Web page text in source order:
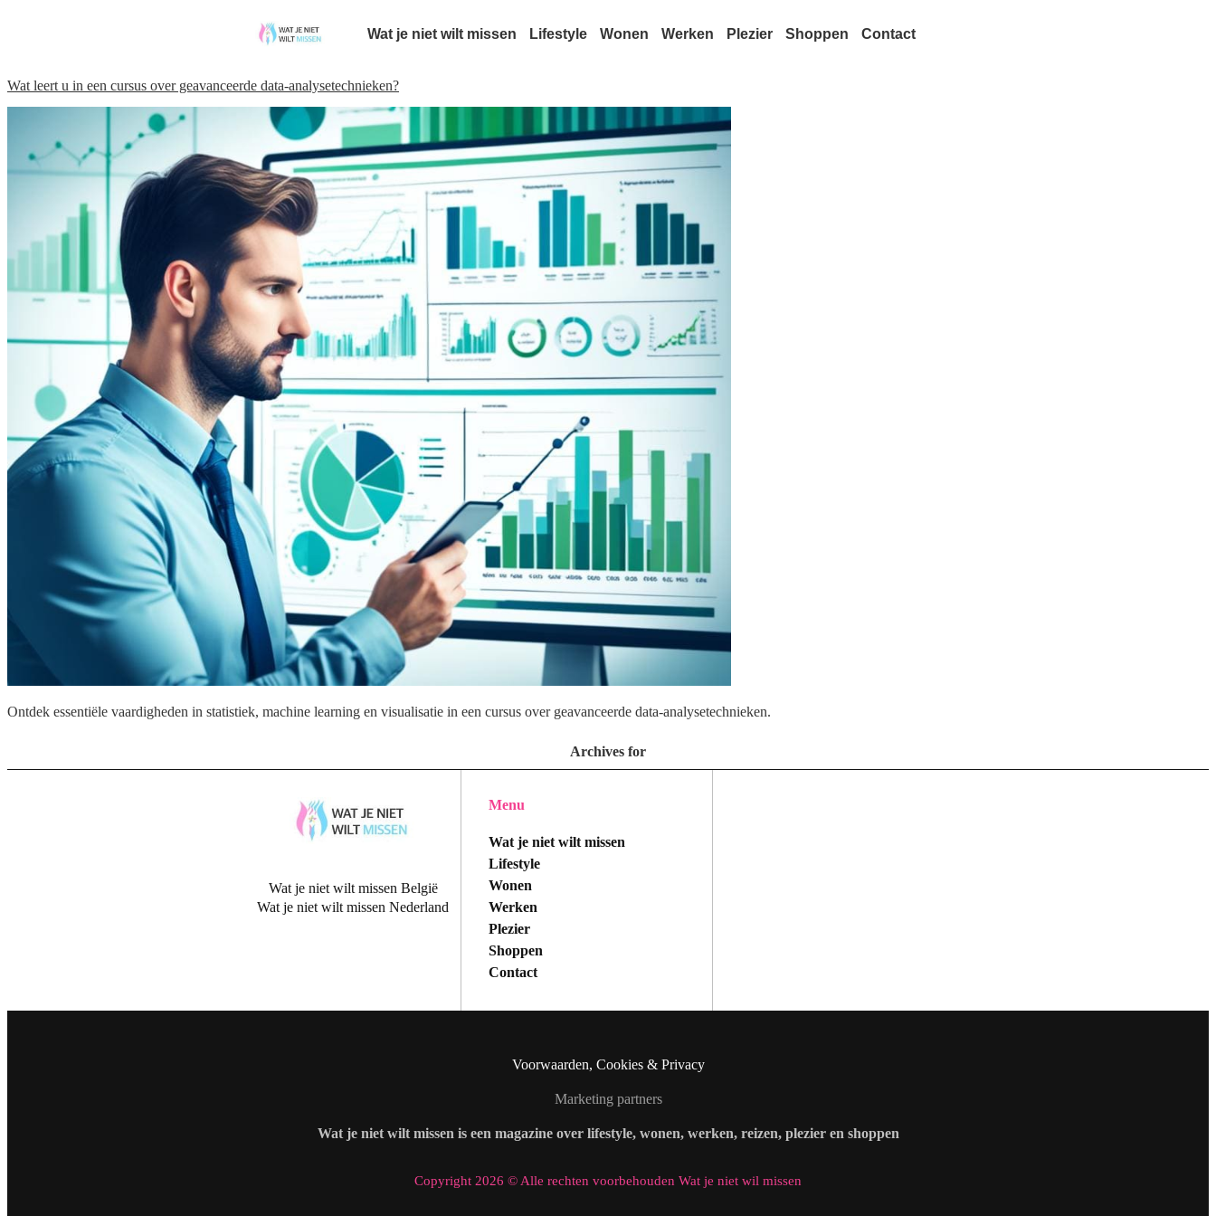
Wat je niet wilt missen Lifestyle Wonen Werken Plezier Shoppen Contact
Wat leert u in een cursus over geavanceerde data-analysetechnieken?
Ontdek essentiële vaardigheden in statistiek, machine learning en visualisatie in een cursus over geavanceerde data-analysetechnieken.
Archives for
Wat je niet wilt missen België
Wat je niet wilt missen Nederland
Menu
Wat je niet wilt missen
Lifestyle
Wonen
Werken
Plezier
Shoppen
Contact
Voorwaarden, Cookies & Privacy
Marketing partners
Wat je niet wilt missen is een magazine over lifestyle, wonen, werken, reizen, plezier en shoppen
Copyright 2026 © Alle rechten voorbehouden Wat je niet wil missen